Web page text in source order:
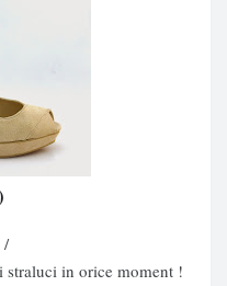
/
straluci in orice moment !